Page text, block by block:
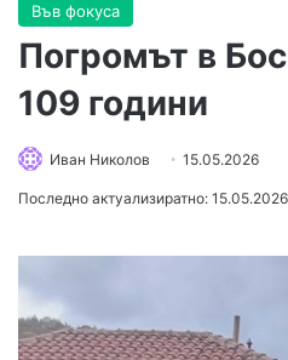
Във фокуса
Погромът в
109 години
Иван Николов 15.05.2026
Последно актуализиратно: 15.05.2026